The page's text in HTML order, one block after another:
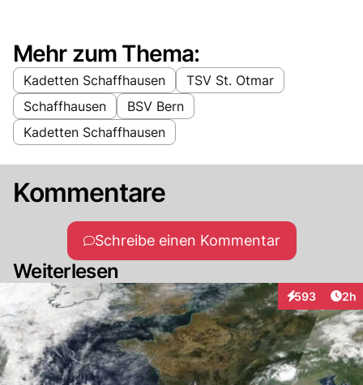
Mehr zum Thema:
Kadetten Schaffhausen
TSV St. Otmar
Schaffhausen
BSV Bern
Kadetten Schaffhausen
Kommentare
Schreibe einen Kommentar
Weiterlesen
593
Interaktionen
2h